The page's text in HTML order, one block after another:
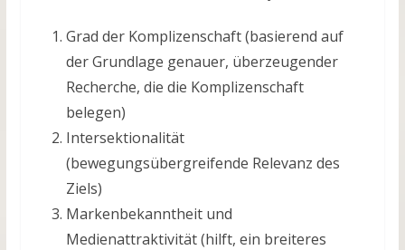
Grad der Komplizenschaft (basierend auf
der Grundlage genauer, überzeugender
Recherche, die die Komplizenschaft
belegen)
Intersektionalität
(bewegungsübergreifende Relevanz des
Ziels)
Markenbekanntheit und
Medienattraktivität (hilft, ein breiteres